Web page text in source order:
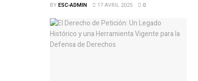
BYESC-ADMIN 17 AVRIL 2025 0